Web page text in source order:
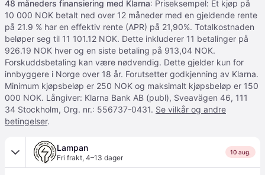
48 måneders finansiering med Klarna: Priseksempel: Et kjøp på
10 000 NOK betalt ned over 12 måneder med en gjeldende rente
på 21.9 % har en effektiv rente (APR) på 21,90%. Totalkostnaden
beløper seg til 11 101.12 NOK. Dette inkluderer 11 betalinger på
926.19 NOK hver og en siste betaling på 913,04 NOK.
Forskuddsbetaling kan være nødvendig. Dette gjelder kun for
innbyggere i Norge over 18 år. Forutsetter godkjenning av Klarna.
Minimum kjøpsbeløp er 250 NOK og maksimalt kjøpsbeløp er 150
000 NOK. Långiver: Klarna Bank AB (publ), Sveavägen 46, 111
34 Stockholm, Org. nr.: 556737-0431. Se vilkår og andre
betingelser.
Lampan
Fri frakt, 4–13 dager
10 aug.